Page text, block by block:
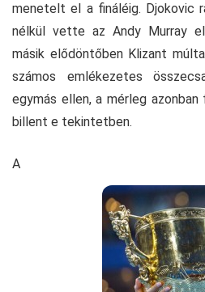
menetelt el a fináléig. Djokovic
nélkül vette az Andy Murray
másik elődöntőben Klizant
számos emlékezetes
egymás ellen, a mérleg
billent e tekintetben.
A